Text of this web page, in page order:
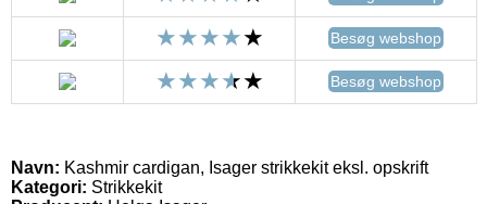
Besøg webshop
Besøg webshop
Navn: Kashmir cardigan, Isager strikkekit eksl. opskrift
Kategori: Strikkekit